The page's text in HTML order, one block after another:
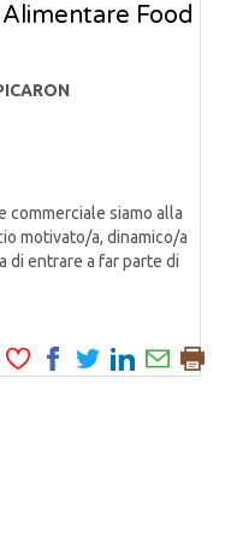
Food
siamo alla
motivato/a, dinamico/a
di entrare a far parte di